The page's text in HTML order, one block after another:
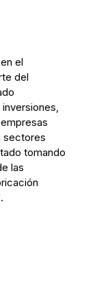
el
del
sectores
tomando
las